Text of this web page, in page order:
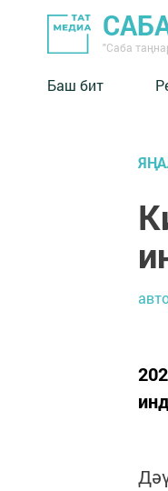
"Саба
Баш бит